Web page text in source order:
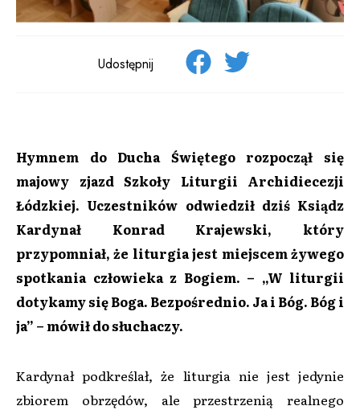
Udostępnij
Hymnem do Ducha Świętego rozpoczął się
majowy zjazd Szkoły Liturgii Archidiecezji
Łódzkiej. Uczestników odwiedził dziś Ksiądz
Kardynał Konrad Krajewski, który
przypomniał, że liturgia jest miejscem żywego
spotkania człowieka z Bogiem. – „W liturgii
dotykamy się Boga. Bezpośrednio. Ja i Bóg. Bóg i
ja” – mówił do słuchaczy.
Kardynał podkreślał, że liturgia nie jest jedynie
zbiorem obrzędów, ale przestrzenią realnego